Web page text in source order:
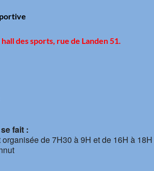
hall des sports, rue de Landen 51.
fait :
de 7H30 à 9H et de 16H à